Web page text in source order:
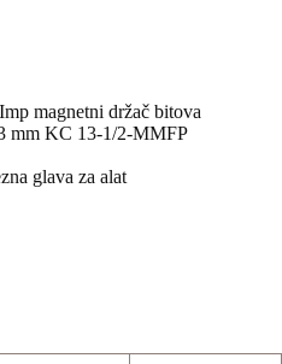
magnetni držač bitova
mm KC 13-1/2-MMFP
glava za alat